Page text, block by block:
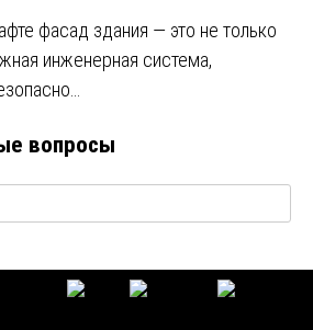
фасад здания — это не только
инженерная система,
вопросы